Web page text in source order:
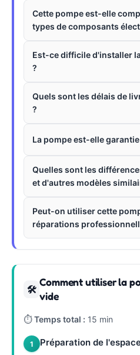
Cette pompe est-elle
types de composants
Est-ce difficile d'installer
?
Quels sont les délais de
?
La pompe est-elle garantie
Quelles sont les
et d'autres modèles
Peut-on utiliser cette
réparations
🛠
Comment utiliser la
vide
⏱Temps total : 15 min
1 Préparation de